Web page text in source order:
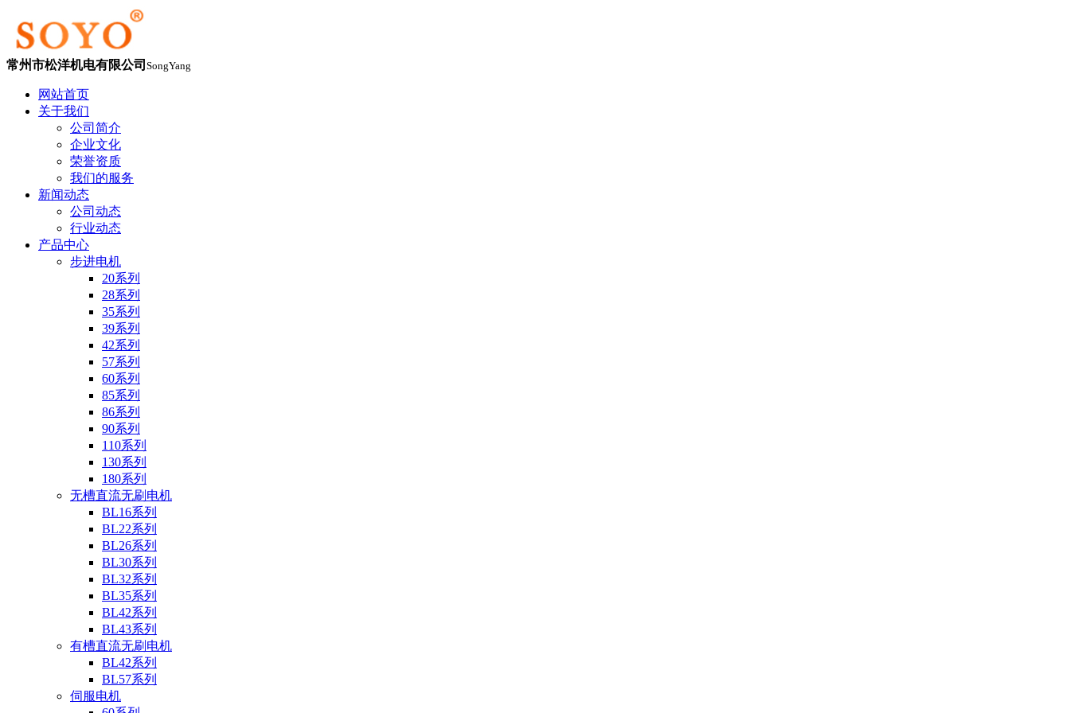
常州市松洋机电有限公司 SongYang
网站首页
关于我们
公司简介
企业文化
荣誉资质
我们的服务
新闻动态
公司动态
行业动态
产品中心
步进电机
20系列
28系列
35系列
39系列
42系列
57系列
60系列
85系列
86系列
90系列
110系列
130系列
180系列
无槽直流无刷电机
BL16系列
BL22系列
BL26系列
BL30系列
BL32系列
BL35系列
BL42系列
BL43系列
有槽直流无刷电机
BL42系列
BL57系列
伺服电机